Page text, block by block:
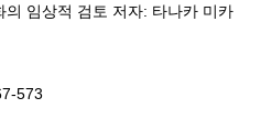
의 임상적 검토 저자: 타나카 미카
573